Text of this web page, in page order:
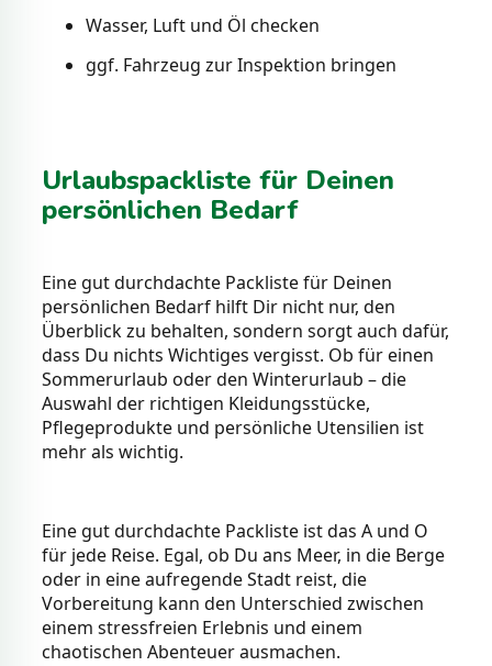
Wasser, Luft und Öl checken
ggf. Fahrzeug zur Inspektion bringen
Urlaubspackliste für Deinen
persönlichen Bedarf
Eine gut durchdachte Packliste für Deinen
persönlichen Bedarf hilft Dir nicht nur, den
Überblick zu behalten, sondern sorgt auch dafür,
dass Du nichts Wichtiges vergisst. Ob für einen
Sommerurlaub oder den Winterurlaub – die
Auswahl der richtigen Kleidungsstücke,
Pflegeprodukte und persönliche Utensilien ist
mehr als wichtig.
Eine gut durchdachte Packliste ist das A und O
für jede Reise. Egal, ob Du ans Meer, in die Berge
oder in eine aufregende Stadt reist, die
Vorbereitung kann den Unterschied zwischen
einem stressfreien Erlebnis und einem
chaotischen Abenteuer ausmachen.